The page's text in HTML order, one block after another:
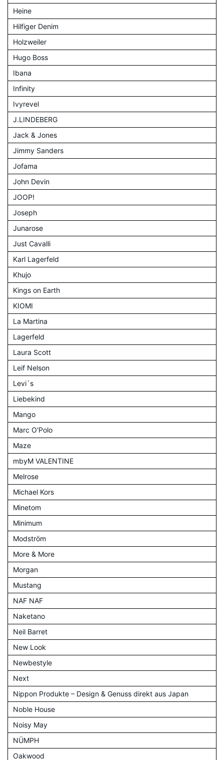
Heine
Hilfiger Denim
Holzweiler
Hugo Boss
Ibana
Infinity
Ivyrevel
J.LINDEBERG
Jack & Jones
Jimmy Sanders
Jofama
John Devin
JOOP!
Joseph
Junarose
Just Cavalli
Karl Lagerfeld
Khujo
Kings on Earth
KIOMI
La Martina
Lagerfeld
Laura Scott
Leif Nelson
Levi´s
Liebekind
Mango
Marc O'Polo
Maze
mbyM VALENTINE
Melrose
Michael Kors
Minetom
Minimum
Modström
More & More
Morgan
Mustang
NAF NAF
Naketano
Neil Barret
New Look
Newbestyle
Next
Nippon Produkte – Design & Genuss direkt aus Japan
Noble House
Noisy May
NÜMPH
Oakwood